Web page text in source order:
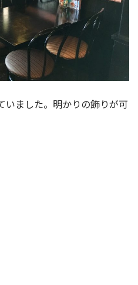
いました。明かりの飾りが可